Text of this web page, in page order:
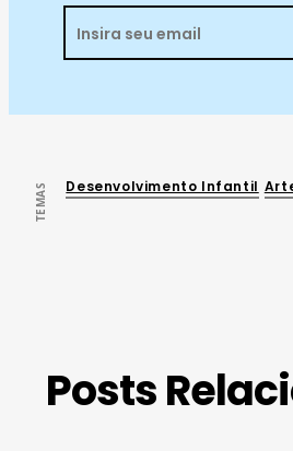
TEMAS Desenvolvimento Infantil
Posts